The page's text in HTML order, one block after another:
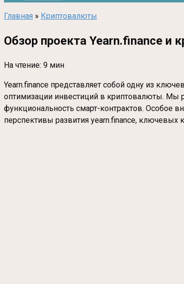
Главная » Криптовалюты
Обзор проекта Yearn.finance и
На чтение: 9 мин
Yearn.finance представляет собой одну из
оптимизации инвестиций в криптовалюты. Мы
функциональность смарт-контрактов. Особое
перспективы развития yearn.finance,